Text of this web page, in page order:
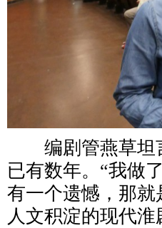
编剧管燕草坦
已有数年。“我做
有一个遗憾，那
人文积淀的现代